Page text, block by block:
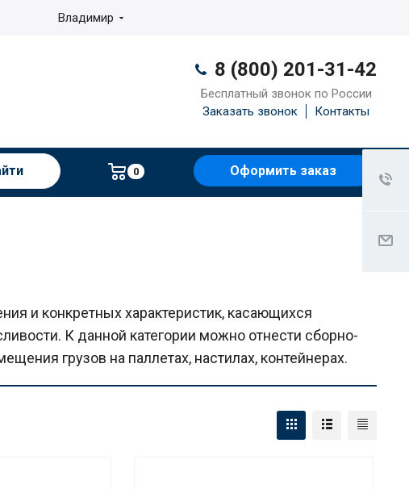
Владимир
8 (800) 201-31-42
Бесплатный звонок по России
Заказать звонок
Контакты
0 Оформить заказ
и конкретных характеристик, касающихся
К данной категории можно отнести сборно-
грузов на паллетах, настилах, контейнерах.